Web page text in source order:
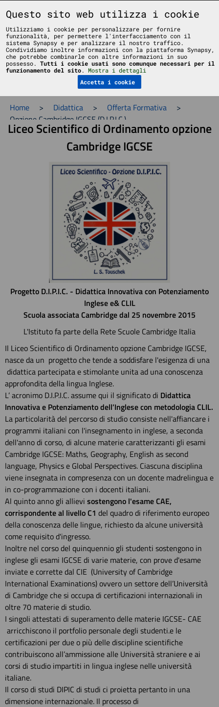
Liceo Scientifico Statale Bruno Touschek - Grottaferrata - Roma
Menu
Home > Didattica > Offerta Formativa
>
Opzione Cambridge IGCSE (D.I.P.I.C.)
Liceo Scientifico di Ordinamento opzione
Cambridge IGCSE
Progetto D.I.P.I.C. - Didattica Innovativa con Potenziamento
Inglese e& CLIL
Scuola associata Cambridge dal 25 novembre 2015
L'Istituto fa parte della Rete Scuole Cambridge Italia
Il Liceo Scientifico di Ordinamento opzione Cambridge IGCSE,
nasce da un progetto che tende a soddisfare l'esigenza di una
didattica partecipata e stimolante unita ad una conoscenza
approfondita della lingua Inglese.
L’ acronimo D.I.P.I.C. assume qui il significato di Didattica
Innovativa e Potenziamento dell’Inglese con metodologia CLIL.
La particolarità del percorso di studio consiste nell'affiancare i
programmi italiani con l'insegnamento in inglese, a seconda
dell'anno di corso, di alcune materie caratterizzanti gli esami
Cambridge IGCSE: Maths, Geography, English as second
language, Physics e Global Perspectives. Ciascuna disciplina
viene insegnata in compresenza con un docente madrelingua e
in co-programmazione con i docenti italiani.
Al quinto anno gli allievi sostengono l'esame CAE,
corrispondente al livello C1 del quadro di riferimento europeo
della conoscenza delle lingue, richiesto da alcune università
come requisito d'ingresso.
Inoltre nel corso del quinquennio gli studenti sostengono in
inglese gli esami IGCSE di varie materie, con prove d'esame
inviate e corrette dal CIE (University of Cambridge
International Examinations) ovvero un settore dell’Università
di Cambridge che si occupa di certificazioni internazionali in
oltre 70 materie di studio.
I singoli attestati di superamento delle materie IGCSE- CAE
arricchiscono il portfolio personale degli studenti.e le
certificazioni per due o più delle discipline scientifiche
contribuiscono all’ammissione alle Università straniere e ai
corsi di studio impartiti in lingua inglese nelle università
italiane.
Il corso di studi DIPIC di studi ci proietta pertanto in una
dimensione internazionale. Il processo di
Questo sito web utilizza i cookie
Utilizziamo i cookie per personalizzare per fornire
funzionalità, per permettere l'interfacciamento con il
sistema Synapsy e per analizzare il nostro traffico.
Condividiamo inoltre informazioni con la piattaforma Synapsy,
che potrebbe combinarle con altre informazioni in suo
possesso. Tutti i cookie usati sono comunque necessari per il
funzionamento del sito. Mostra i dettagli
Accetta i cookie